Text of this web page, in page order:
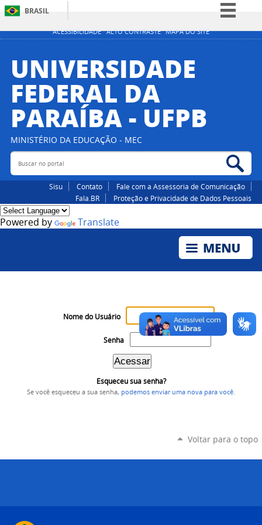
ACESSIBILIDADE ALTO CONTRASTE MAPA DO SITE
BRASIL
Simplifique!
Participe
Acesso à informação
Canais
UNIVERSIDADE
FEDERAL DA
PARAÍBA - UFPB
MINISTÉRIO DA EDUCAÇÃO - MEC
Buscar no portal
Sisu Contato
Fale com a Assessoria de Comunicação
Fala.BR
Proteção e Privacidade de Dados Pessoais
Powered by Translate
Nome do Usuário
Senha
Esqueceu sua senha?
Se você esqueceu a sua senha, podemos enviar uma nova para você
Voltar para o topo